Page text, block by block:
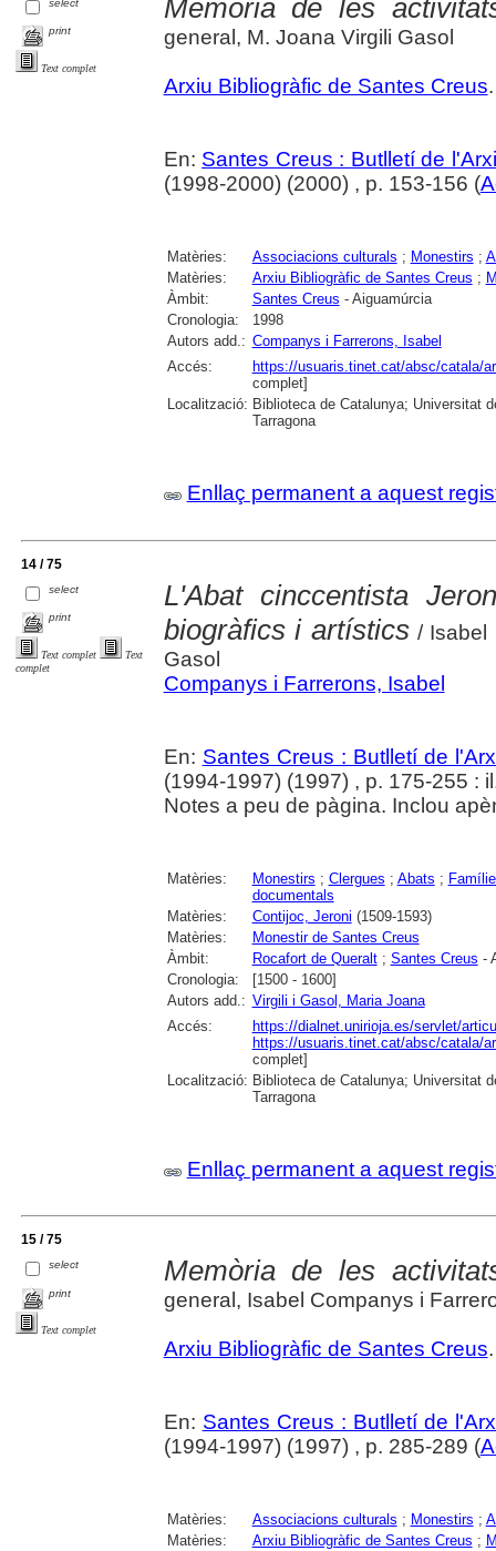
select
print
Text complet
Memòria de les
general, M. Joana Virgili Gasol
Arxiu Bibliogràfic de Santes Creus.
En: Santes Creus : Butlletí de
(1998-2000) (2000) , p. 153-156 (
Matèries: Associacions culturals ; Monestirs ;
Matèries:
Arxiu Bibliogràfic de Santes Creus ;
Àmbit:
Santes Creus - Aiguamúrcia
Cronologia:
1998
Autors add.: Companys i Farrerons, Isabel
Accés:
https://usuaris.tinet.cat/absc/catala/
complet]
Localització: Biblioteca de Catalunya; Universitat
Tarragona
Enllaç permanent a aquest
14 / 75
select
print
Text complet
Text
complet
L'Abat cinccentista
biogràfics i artístics/ Isabel
Gasol
Companys i Farrerons, Isabel
En: Santes Creus : Butlletí de
(1994-1997) (1997) , p. 175-255 :
Notes a peu de pàgina. Inclou
Matèries: Monestirs ; Clergues ; Abats ;
documentals
Matèries:
Contijoc, Jeroni (1509-1593)
Matèries:
Monestir de Santes Creus
Àmbit:
Rocafort de Queralt; Santes Creus -
Cronologia:
[1500 - 1600]
Autors add.: Virgili i Gasol, Maria Joana
Accés:
https://dialnet.unirioja.es/servlet/
https://usuaris.tinet.cat/absc/catala/
complet]
Localització: Biblioteca de Catalunya; Universitat
Tarragona
Enllaç permanent a aquest
15 / 75
select
print
Text complet
Memòria de les
general, Isabel Companys i
Arxiu Bibliogràfic de Santes Creus.
En: Santes Creus : Butlletí de
(1994-1997) (1997) , p. 285-289 (
Matèries: Associacions culturals ; Monestirs ;
Matèries:
Arxiu Bibliogràfic de Santes Creus ;